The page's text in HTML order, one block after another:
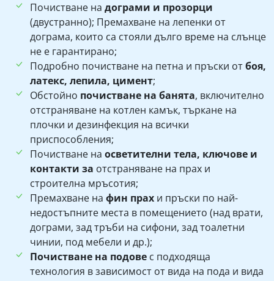
Почистване на дограми и прозорци
(двустранно); Премахване на лепенки от
дограма, които са стояли дълго време на слънце
не е гарантирано;
Подробно почистване на петна и пръски отбоя,
латекс, лепила, цимент;
Обстойно почистване на банята, включително
отстраняване на котлен камък, търкане на
плочки и дезинфекция на всички
приспособления;
Почистване на осветителни тела, ключове и
контакти за отстраняване на прах и
строителна мръсотия;
Премахване на фин прах и пръски по най-
недостъпните места в помещението (над врати,
дограми, зад тръби на сифони, зад тоалетни
чинии, под мебели и др.);
Почистване на подове с подходяща
технология в зависимост от вида на пода и вида